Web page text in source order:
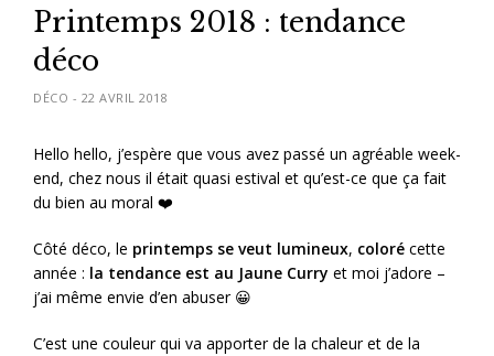
Printemps 2018 : tendance
déco
DÉCO - 22 AVRIL 2018
Hello hello, j’espère que vous avez passé un agréable week-
end, chez nous il était quasi estival et qu’est-ce que ça fait
du bien au moral ❤️
Côté déco, le printemps se veut lumineux, coloré cette
année : la tendance est au Jaune Curry et moi j’adore –
j’ai même envie d’en abuser 😀
C’est une couleur qui va apporter de la chaleur et de la